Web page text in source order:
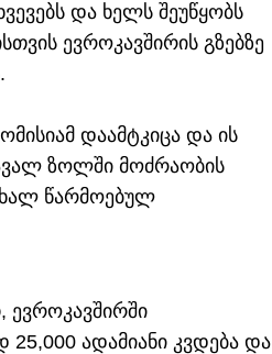
და ხელს შეუწყობს
ევროკავშირის გზებზე
დაამტკიცა და ის
ზოლში მოძრაობის
წარმოებულ
ევროკავშირში
ადამიანი კვდება და